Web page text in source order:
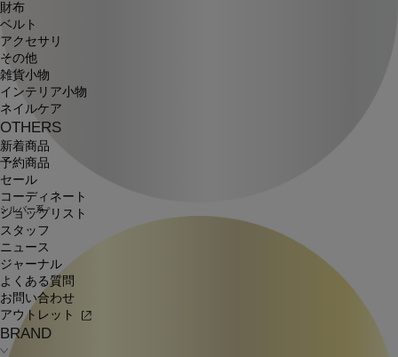
財布
ベルト
アクセサリ
その他
雑貨小物
インテリア小物
ネイルケア
OTHERS
新着商品
予約商品
セール
コーディネート
ショップリスト
スタッフ
ニュース
ジャーナル
よくある質問
お問い合わせ
アウトレット
BRAND
シルバー系